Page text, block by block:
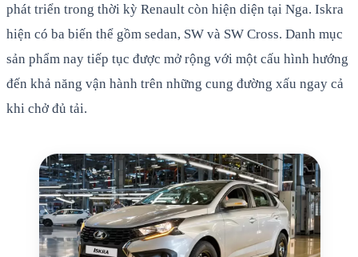
phát triển trong thời kỳ Renault còn hiện diện tại Nga. Iskra
hiện có ba biến thể gồm sedan, SW và SW Cross. Danh mục
sản phẩm nay tiếp tục được mở rộng với một cấu hình hướng
đến khả năng vận hành trên những cung đường xấu ngay cả
khi chở đủ tải.